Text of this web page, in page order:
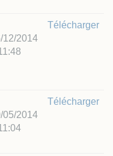
12/2014
Télécharger
05/2014
Télécharger